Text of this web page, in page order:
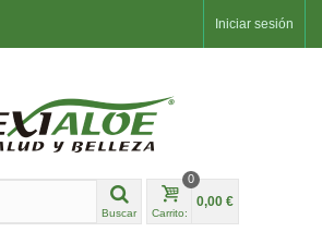
Iniciar sesión
Buscar Carrito:
0
0,00 €